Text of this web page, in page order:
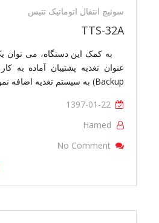
سوئیچ انتقال اتوماتیک تتیس
TTS-32A
Backup) به سیستم تغذیه اضافه نمود. این…
1397-01-22
Hamed
No Comment